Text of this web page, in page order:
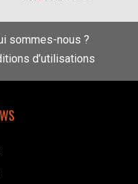
sommes-nous ?
d’utilisations